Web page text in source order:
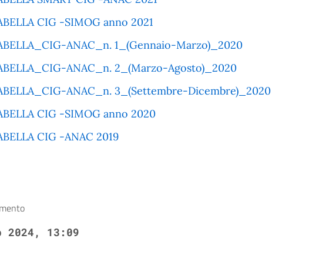
CIG -SIMOG anno 2021
ANAC_n. 1_(Gennaio-Marzo)_2020
ANAC_n. 2_(Marzo-Agosto)_2020
ANAC_n. 3_(Settembre-Dicembre)_2020
CIG -SIMOG anno 2020
CIG -ANAC 2019
2024, 13:09